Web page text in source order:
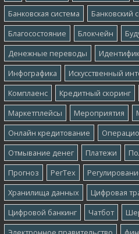
Банковская система
Банковский
Благосостояние
Блокчейн
Денежные переводы
Инфографика
Искусственный
Комплаенс
Кредитный скоринг
Маркетплейсы
Мероприятия
Онлайн кредитование
Отмывание денег
Платежи
Прогноз
РегТех
Хранилища данных
Цифровая
Цифровой банкинг
Чатбот